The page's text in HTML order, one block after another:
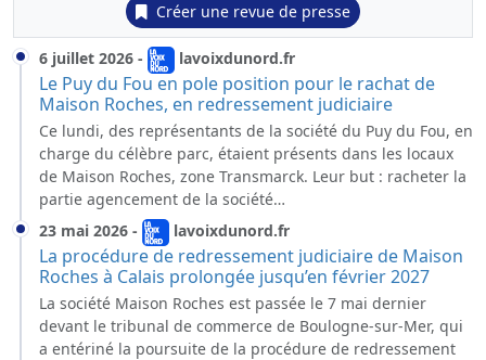
Créer une revue de presse
6 juillet 2026 - lavoixdunord.fr
Le Puy du Fou en pole position pour le rachat de
Maison Roches, en redressement judiciaire
Ce lundi, des représentants de la société du Puy du Fou, en
charge du célèbre parc, étaient présents dans les locaux
de Maison Roches, zone Transmarck. Leur but : racheter la
partie agencement de la société…
23 mai 2026 - lavoixdunord.fr
La procédure de redressement judiciaire de Maison
Roches à Calais prolongée jusqu’en février 2027
La société Maison Roches est passée le 7 mai dernier
devant le tribunal de commerce de Boulogne-sur-Mer, qui
a entériné la poursuite de la procédure de redressement